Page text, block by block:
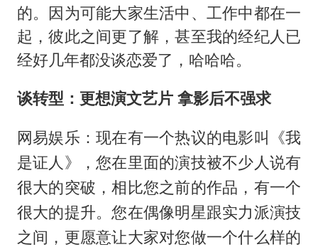
的。因为可能大家生活中、工作中都在一
起，彼此之间更了解，甚至我的经纪人已
经好几年都没谈恋爱了，哈哈哈。
谈转型：更想演文艺片 拿影后不强求
网易娱乐：现在有一个热议的电影叫《我
是证人》，您在里面的演技被不少人说有
很大的突破，相比您之前的作品，有一个
很大的提升。您在偶像明星跟实力派演技
之间，更愿意让大家对您做一个什么样的